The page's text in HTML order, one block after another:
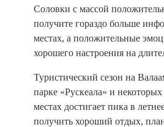
Соловки с массой
получите гораздо больше
местах, а положительные
хорошего настроения на
Туристический сезон на
парке «Рускеала» и
местах достигает пика в
получить хороший отдых,